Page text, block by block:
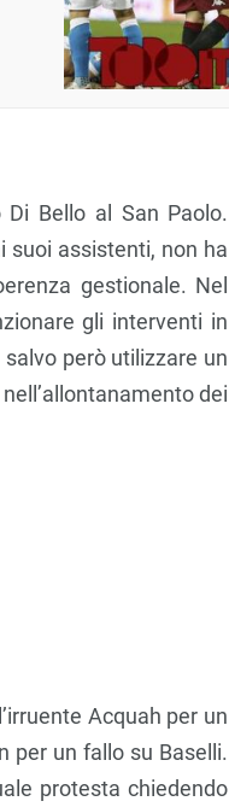
Bello al San Paolo.
suoi assistenti, non ha
gestionale. Nel
gli interventi in
però utilizzare un
dei
Acquah per un
per un fallo su Baselli.
protesta chiedendo